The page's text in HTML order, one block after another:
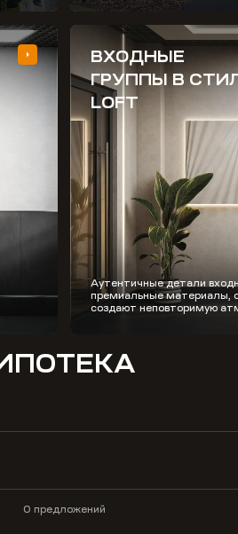
ВХОДНЫЕ
ГРУППЫ В
LOFT
Аутентичные детали
премиальные материалы,
создают неповторимую
0 предложений